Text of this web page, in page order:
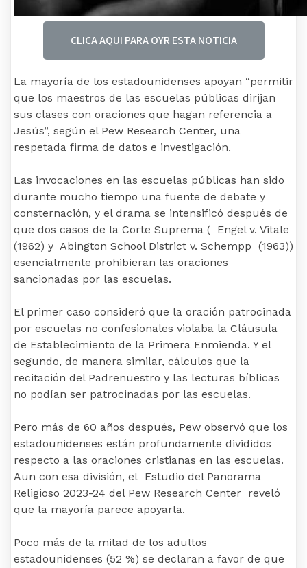
CLICA AQUI PARA OYR ESTA NOTICIA
La mayoría de los estadounidenses apoyan “permitir
que los maestros de las escuelas públicas dirijan
sus clases con oraciones que hagan referencia a
Jesús”, según el Pew Research Center, una
respetada firma de datos e investigación.
Las invocaciones en las escuelas públicas han sido
durante mucho tiempo una fuente de debate y
consternación, y el drama se intensificó después de
que dos casos de la Corte Suprema ( Engel v. Vitale
(1962) y Abington School District v. Schempp (1963))
esencialmente prohibieran las oraciones
sancionadas por las escuelas.
El primer caso consideró que la oración patrocinada
por escuelas no confesionales violaba la Cláusula
de Establecimiento de la Primera Enmienda. Y el
segundo, de manera similar, cálculos que la
recitación del Padrenuestro y las lecturas bíblicas
no podían ser patrocinadas por las escuelas.
Pero más de 60 años después, Pew observó que los
estadounidenses están profundamente divididos
respecto a las oraciones cristianas en las escuelas.
Aun con esa división, el Estudio del Panorama
Religioso 2023-24 del Pew Research Center reveló
que la mayoría parece apoyarla.
Poco más de la mitad de los adultos
estadounidenses (52 %) se declaran a favor de que